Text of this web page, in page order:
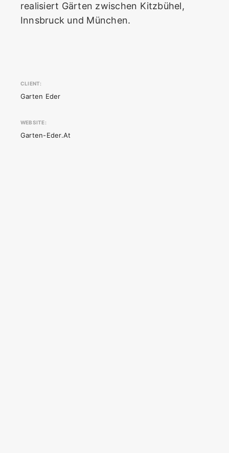
realisiert Gärten zwischen Kitzbühel,
Innsbruck und München.
CLIENT:
Garten Eder
WEBSITE:
Garten-Eder.at